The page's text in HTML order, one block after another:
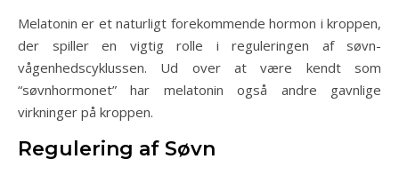
Melatonin er et naturligt forekommende hormon i kroppen,
der spiller en vigtig rolle i reguleringen af søvn-
vågenhedscyklussen. Ud over at være kendt som
“søvnhormonet” har melatonin også andre gavnlige
virkninger på kroppen.
Regulering af Søvn